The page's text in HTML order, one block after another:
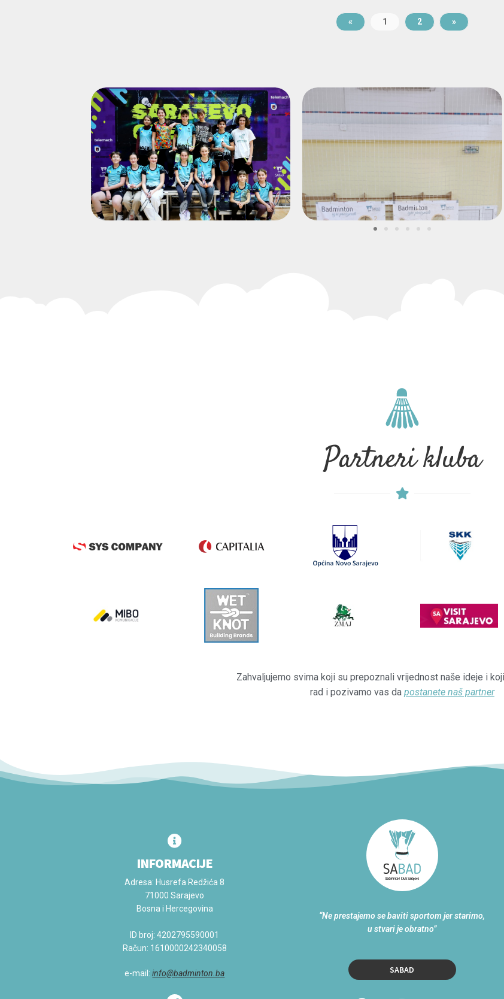
« 1 2 »
Partneri kluba
Zahvaljujemo svima koji su prepoznali vrijednost naše ideje i
rad i pozivamo vas da postanete naš partner
INFORMACIJE
Adresa: Husrefa Redžića 8
71000 Sarajevo
Bosna i Hercegovina
ID broj:4202795590001
Račun: 1610000242340058
e-mail:info@badminton.ba
“Ne prestajemo se baviti sportom jer starimo,
u stvari je obratno”
SABAD